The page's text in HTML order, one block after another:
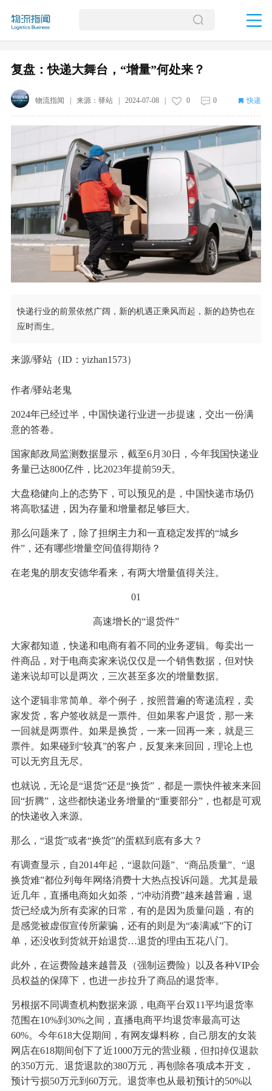
复盘：快递大舞台，“增量”何处来？
物流指闻 | 来源： 驿站| 2024-07-08| 0 0 快递
快递行业的前景依然广阔，新的机遇正乘风而起，新的趋势也在
应时而生。
来源/驿站（ID：yizhan1573）
作者/驿站老鬼
2024年已经过半，中国快递行业进一步提速，交出一份满
意的答卷。
国家邮政局监测数据显示，截至6月30日，今年我国快递业
务量已达800亿件，比2023年提前59天。
大盘稳健向上的态势下，可以预见的是，中国快递市场仍
将高歌猛进，因为存量和增量都足够巨大。
那么问题来了，除了担纲主力和一直稳定发挥的“城乡
件”，还有哪些增量空间值得期待？
在老鬼的朋友安德华看来，有两大增量值得关注。
01
高速增长的“退货件”
大家都知道，快递和电商有着不同的业务逻辑。每卖出一
件商品，对于电商卖家来说仅仅是一个销售数据，但对快
递来说却可以是两次，三次甚至多次的增量数据。
这个逻辑非常简单。举个例子，按照普遍的寄递流程，卖
家发货，客户签收就是一票件。但如果客户退货，那一来
一回就是两票件。如果是换货，一来一回再一来，就是三
票件。如果碰到“较真”的客户，反复来来回回，理论上也
可以无穷且无尽。
也就说，无论是“退货”还是“换货”，都是一票快件被来来回
回“折腾”，这些都快递业务增量的“重要部分”，也都是可观
的快递收入来源。
那么，“退货”或者“换货”的蛋糕到底有多大？
有调查显示，自2014年起，“退款问题”、“商品质量”、“退
换货难”都位列每年网络消费十大热点投诉问题。尤其是最
近几年，直播电商如火如荼，“冲动消费”越来越普遍，退
货已经成为所有卖家的日常，有的是因为质量问题，有的
是感觉被虚假宣传所蒙骗，还有的则是为“凑满减”下的订
单，还没收到货就开始退货…退货的理由五花八门。
此外，在运费险越来越普及（强制运费险）以及各种VIP会
员权益的保障下，也进一步拉升了商品的退货率。
另根据不同调查机构数据来源，电商平台双11平均退货率
范围在10%到30%之间，直播电商平均退货率最高可达
60%。今年618大促期间，有网友爆料称，自己朋友的女装
网店在618期间创下了近1000万元的营业额，但扣掉仅退款
的350万元、退货退款的380万元，再刨除各项成本开支，
预计亏损50万元到60万元。退货率也从最初预计的50%以